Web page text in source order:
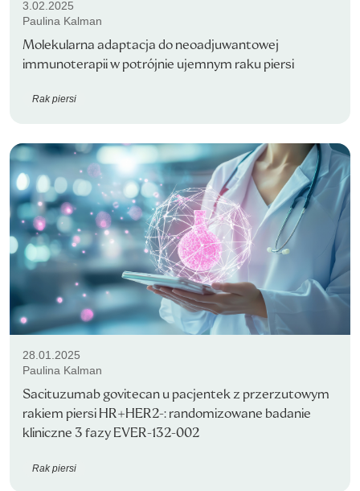
3.02.2025
Paulina Kalman
Molekularna adaptacja do neoadjuwantowej
immunoterapii w potrójnie ujemnym raku piersi
Rak piersi
28.01.2025
Paulina Kalman
Sacituzumab govitecan u pacjentek z przerzutowym
rakiem piersi HR+HER2-: randomizowane badanie
kliniczne 3 fazy EVER-132-002
Rak piersi